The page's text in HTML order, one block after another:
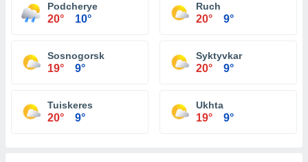
Podcherye
20° 10°
Ruch
20° 9°
Sosnogorsk
19° 9°
Syktyvkar
20° 9°
Tuiskeres
20° 9°
Ukhta
19° 9°